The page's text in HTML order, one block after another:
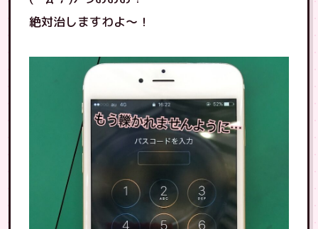
絶対治しますわよ〜！